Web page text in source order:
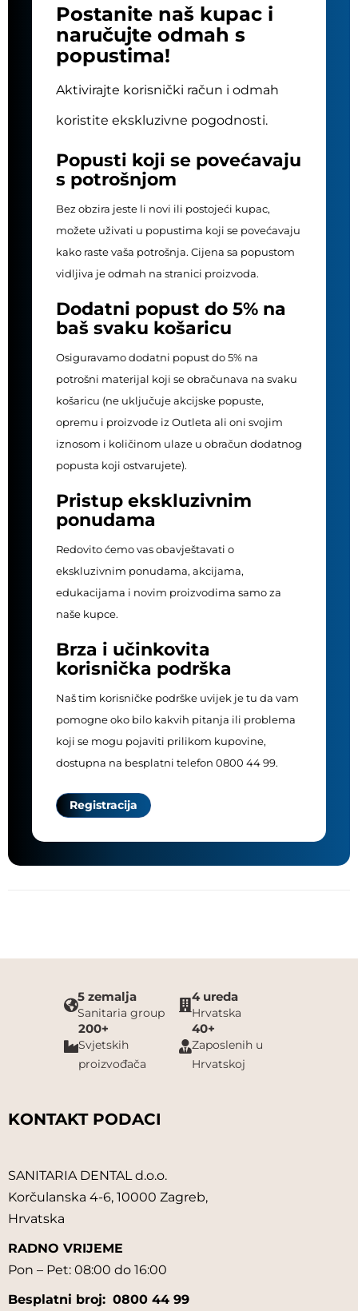
Postanite naš kupac i
naručujte odmah s
popustima!
Aktivirajte korisnički račun i odmah
koristite ekskluzivne pogodnosti.
Popusti koji se povećavaju
s potrošnjom
Bez obzira jeste li novi ili postojeći kupac,
možete uživati u popustima koji se povećavaju
kako raste vaša potrošnja. Cijena sa popustom
vidljiva je odmah na stranici proizvoda.
Dodatni popust do 5% na
baš svaku košaricu
Osiguravamo dodatni popust do 5% na
potrošni materijal koji se obračunava na svaku
košaricu (ne uključuje akcijske popuste,
opremu i proizvode iz Outleta ali oni svojim
iznosom i količinom ulaze u obračun dodatnog
popusta koji ostvarujete).
Pristup ekskluzivnim
ponudama
Redovito ćemo vas obavještavati o
ekskluzivnim ponudama, akcijama,
edukacijama i novim proizvodima samo za
naše kupce.
Brza i učinkovita
korisnička podrška
Naš tim korisničke podrške uvijek je tu da vam
pomogne oko bilo kakvih pitanja ili problema
koji se mogu pojaviti prilikom kupovine,
dostupna na besplatni telefon 0800 44 99.
Registracija
5 zemalja
Sanitaria group
4 ureda
Hrvatska
200+
Svjetskih
proizvođača
40+
Zaposlenih u
Hrvatskoj
KONTAKT PODACI
SANITARIA DENTAL d.o.o.
Korčulanska 4-6, 10000 Zagreb,
Hrvatska
RADNO VRIJEME
Pon – Pet: 08:00 do 16:00
Besplatni broj: 0800 44 99